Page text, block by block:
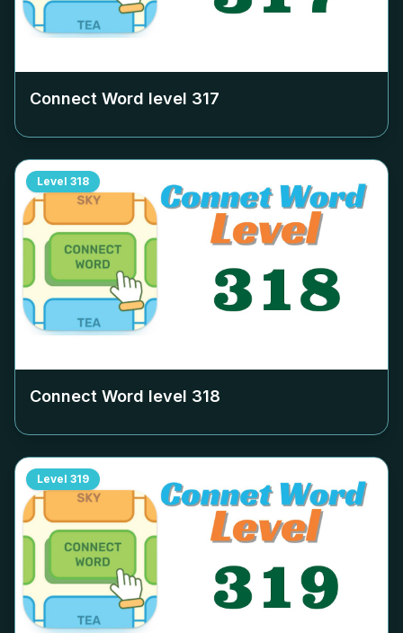
Connect Word level 317
Level 318
Connect Word level 318
Level 319